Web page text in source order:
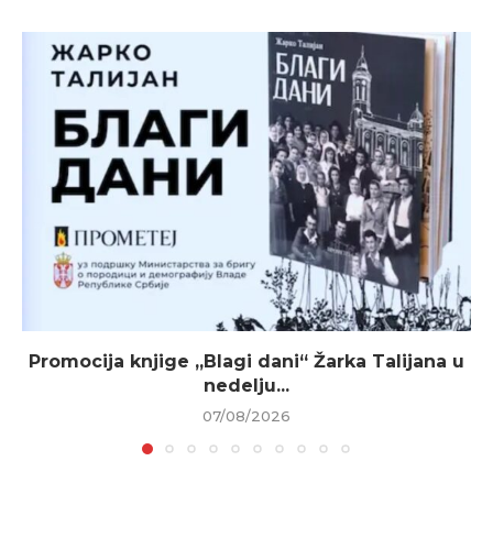
Promocija knjige „Blagi dani“ Žarka Talijana u
nedelju...
07/08/2026